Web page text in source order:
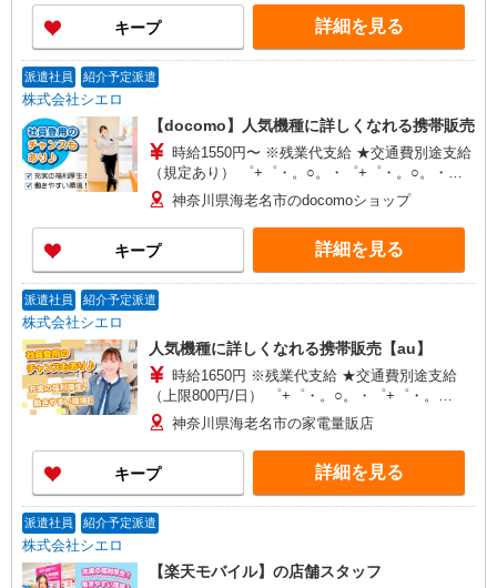
い・週払い可能（規程有）★ ゜・。○。・゜
+゜・。○。・゜+゜
キープ 詳細を見る
派遣社員 紹介予定派遣
株式会社シエロ
【docomo】人気機種に詳しくなれる携帯販売
時給1550円〜 ※残業代支給 ★交通費別途支給
（規定あり） ゜+゜・。○。・゜+゜・。○。・゜
+゜ 入社祝い金10万円支給(規定有) お友達を紹介
頂くと, インセンティブ支給(規定有) ★月2回払
い・週払い可能（規程有）★ ゜・。○。・゜
+゜・。○。・゜+゜
神奈川県海老名市のdocomoショップ
キープ 詳細を見る
派遣社員 紹介予定派遣
株式会社シエロ
人気機種に詳しくなれる携帯販売【au】
時給1650円 ※残業代支給 ★交通費別途支給
（上限800円/日） ゜+゜・。○。・゜+゜・。
○。・゜+゜ 入社祝い金10万円支給(規定有) お友達
を紹介頂くと, インセンティブ支給(規定有) ★月2
回払い・週払い可能（規程有）★ ゜・。○。・゜
+゜・。○。・゜+゜
神奈川県海老名市の家電量販店
キープ 詳細を見る
派遣社員 紹介予定派遣
株式会社シエロ
【楽天モバイル】の店舗スタッフ